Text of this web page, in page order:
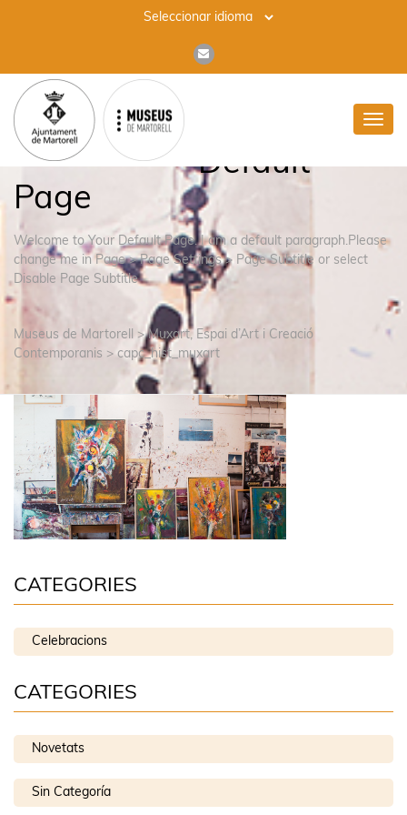
Default
Page
Welcome to Your Default Page. I am a default paragraph.Please
change me in Page > Page Settings > Page Subtitle or select
Disable Page Subtitle
Museus de Martorell >Muxart, Espai d’Art i Creació
Contemporanis >capc_hist_muxart
CATEGORIES
Celebracions
CATEGORIES
Novetats
Sin Categoría